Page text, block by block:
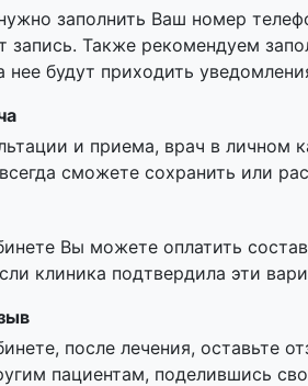
заполнить Ваш номер
запись. Также рекомендуем
нее будут приходить
и приема, врач в личном
сможете сохранить или
Вы можете оплатить
клиника подтвердила эти
после лечения, оставьте
пациентам, поделившись